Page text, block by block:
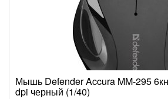
Мышь Defender Accura MM-295
dpi черный (1/40)